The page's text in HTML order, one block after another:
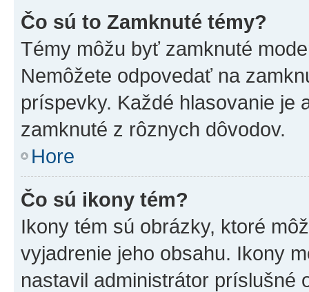
Čo sú to Zamknuté témy?
Témy môžu byť zamknuté
Nemôžete odpovedať na
príspevky. Každé hlasovanie je
zamknuté z rôznych dôvodov.
Hore
Čo sú ikony tém?
Ikony tém sú obrázky, ktoré
vyjadrenie jeho obsahu. Ikony
nastavil administrátor príslušné